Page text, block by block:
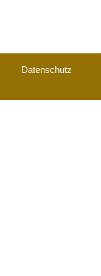
Datenschutz